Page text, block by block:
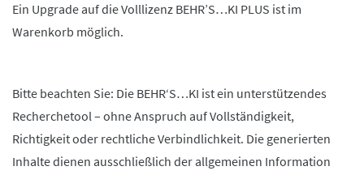
Ein Upgrade auf die Volllizenz BEHR’S…KI PLUS ist im
Warenkorb möglich.
Bitte beachten Sie: Die BEHR‘S…KI ist ein unterstützendes
Recherchetool – ohne Anspruch auf Vollständigkeit,
Richtigkeit oder rechtliche Verbindlichkeit. Die generierten
Inhalte dienen ausschließlich der allgemeinen Information